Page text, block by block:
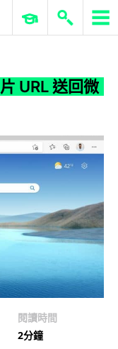
ERP 與商業 AI
URL 送回微
閱讀時間
2分鐘